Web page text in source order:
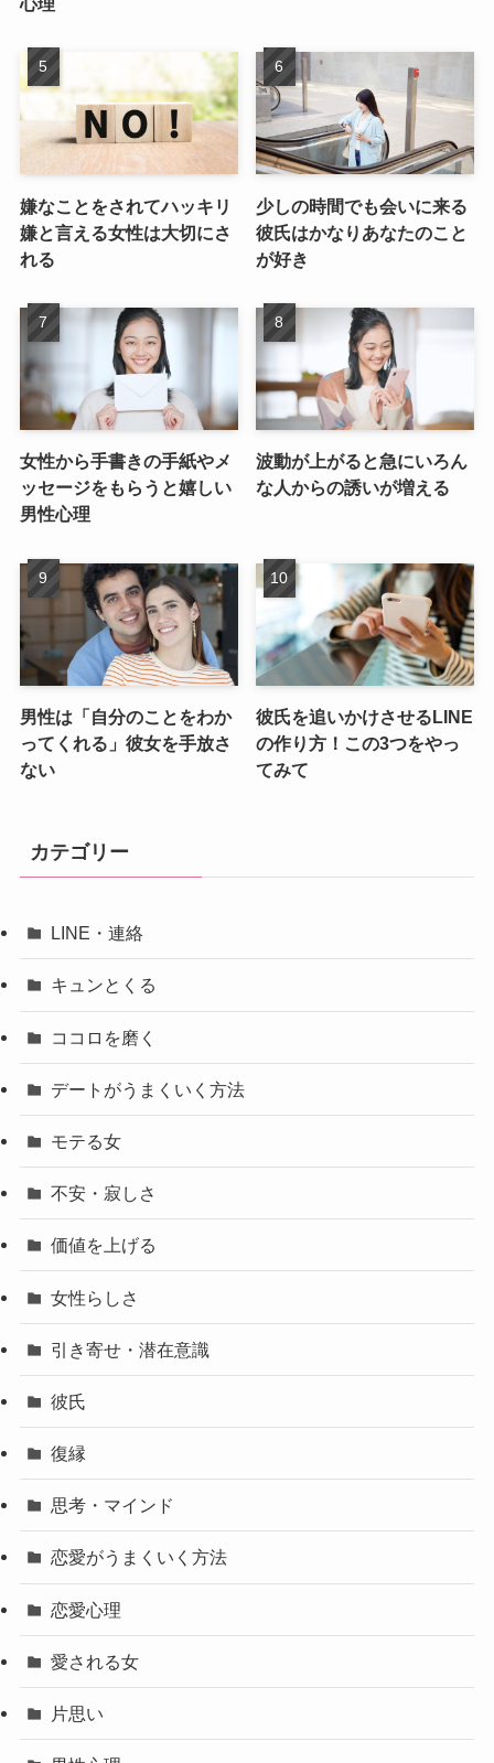
嫌なことをされてハッキリ
嫌と言える女性は大切にさ
れる
少しの時間でも会いに来る
彼氏はかなりあなたのこと
が好き
女性から手書きの手紙やメ
ッセージをもらうと嬉しい
男性心理
波動が上がると急にいろん
な人からの誘いが増える
男性は「自分のことをわか
ってくれる」彼女を手放さ
ない
彼氏を追いかけさせるLINE
の作り方！この3つをやっ
てみて
カテゴリー
LINE・連絡
キュンとくる
ココロを磨く
デートがうまくいく方法
モテる女
不安・寂しさ
価値を上げる
女性らしさ
引き寄せ・潜在意識
彼氏
復縁
思考・マインド
恋愛がうまくいく方法
恋愛心理
愛される女
片思い